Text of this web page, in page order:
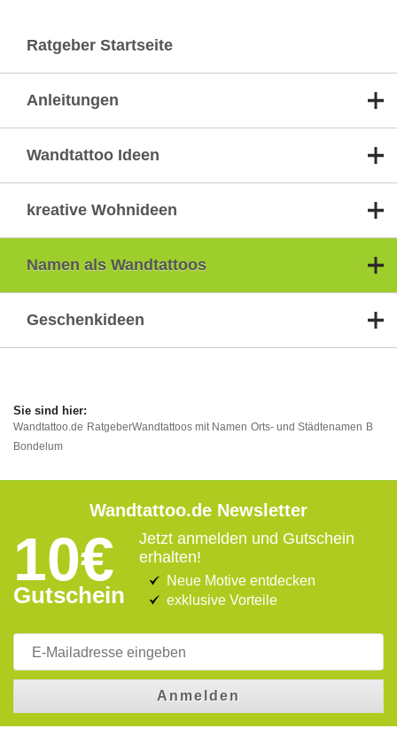
Ratgeber Startseite
Anleitungen
Wandtattoo Ideen
kreative Wohnideen
Namen als Wandtattoos
Geschenkideen
Wandtattoo.de RatgeberWandtattoos mit Namen Orts- und Städtenamen B
Bondelum
Wandtattoo.de Newsletter
10€
Gutschein
Jetzt anmelden und Gutschein
erhalten!
Neue Motive entdecken
exklusive Vorteile
Anmelden